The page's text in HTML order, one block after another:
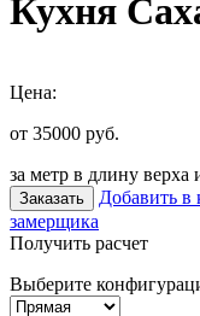
Кухня
Цена:
от 35000 руб.
за метр в длину верха
Заказать Добавить в
замерщика
Получить расчет
Выберите